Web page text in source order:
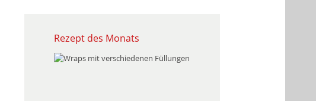
Rezept des Monats